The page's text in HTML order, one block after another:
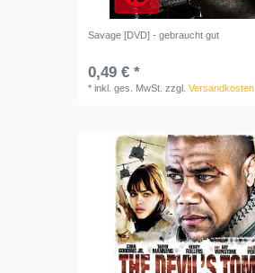
Savage [DVD] - gebraucht gut
0,49 € *
*inkl. ges. MwSt. zzgl.Versandkosten